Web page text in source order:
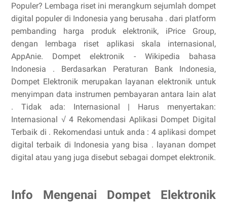
Populer? Lembaga riset ini merangkum sejumlah dompet
digital populer di Indonesia yang berusaha . dari platform
pembanding harga produk elektronik, iPrice Group,
dengan lembaga riset aplikasi skala internasional,
AppAnie. Dompet elektronik - Wikipedia bahasa
Indonesia . Berdasarkan Peraturan Bank Indonesia,
Dompet Elektronik merupakan layanan elektronik untuk
menyimpan data instrumen pembayaran antara lain alat
. Tidak ada: Internasional ‎| Harus menyertakan:
Internasional √ 4 Rekomendasi Aplikasi Dompet Digital
Terbaik di . Rekomendasi untuk anda : 4 aplikasi dompet
digital terbaik di Indonesia yang bisa . layanan dompet
digital atau yang juga disebut sebagai dompet elektronik.
Info Mengenai Dompet Elektronik